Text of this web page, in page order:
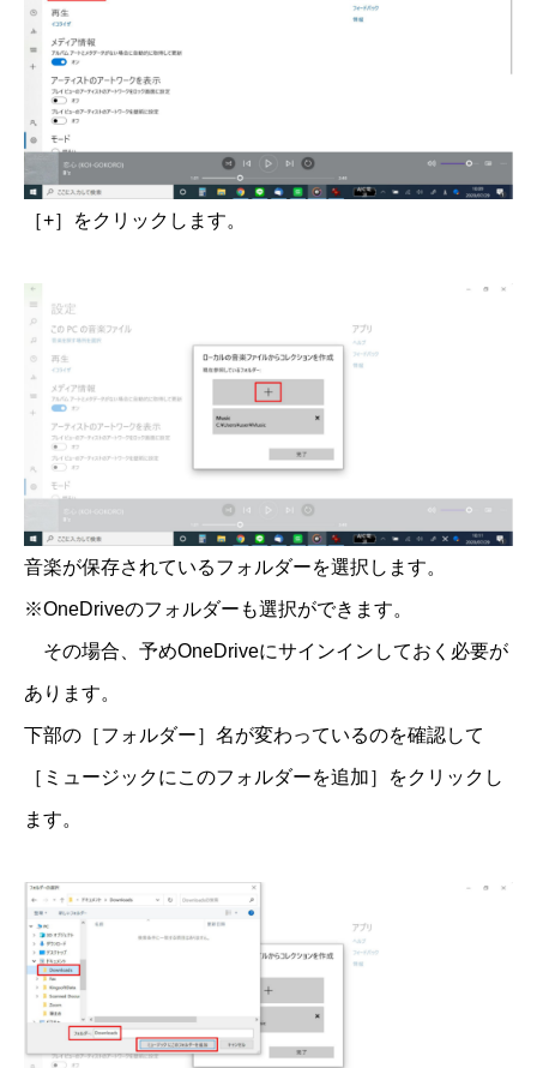
［+］をクリックします。
音楽が保存されているフォルダーを選択します。
※OneDriveのフォルダーも選択ができます。
その場合、予めOneDriveにサインインしておく必要が
あります。
下部の［フォルダー］名が変わっているのを確認して
［ミュージックにこのフォルダーを追加］をクリックし
ます。